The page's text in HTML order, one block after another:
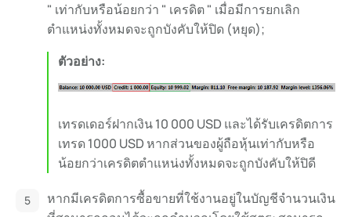
" เท่ากับหรือน้อยกว่า " เครดิต " เมื่อมีการยกเลิก
ตำแหน่งทั้งหมดจะถูกบังคับให้ปิด (หยุด);
ตัวอย่าง:
เทรดเดอร์ฝากเงิน 10 000 USD และได้รับเครดิตการ
เทรด 1000 USD หากส่วนของผู้ถือหุ้นเท่ากับหรือ
น้อยกว่าเครดิตตำแหน่งทั้งหมดจะถูกบังคับให้ปิดี
หากมีเครดิตการซื้อขายที่ใช้งานอยู่ในบัญชีจำนวนเงิน